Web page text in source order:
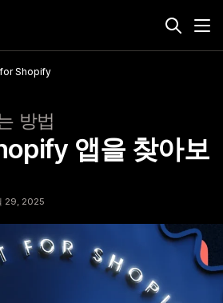
Shopify
방법
앱을 찾아보
29, 2025